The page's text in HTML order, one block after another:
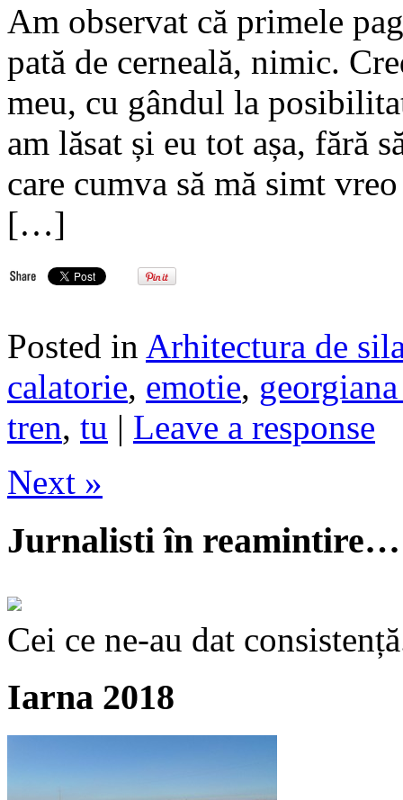
Am observat că primele
pată de cerneală, nimic.
meu, cu gândul la
am lăsat și eu tot așa, fără
care cumva să mă simt
[…]
Posted in Arhitectura de
calatorie, emotie,
tren, tu | Leave a response
Next »
Jurnalisti în reamintire…
Cei ce ne-au dat
Iarna 2018